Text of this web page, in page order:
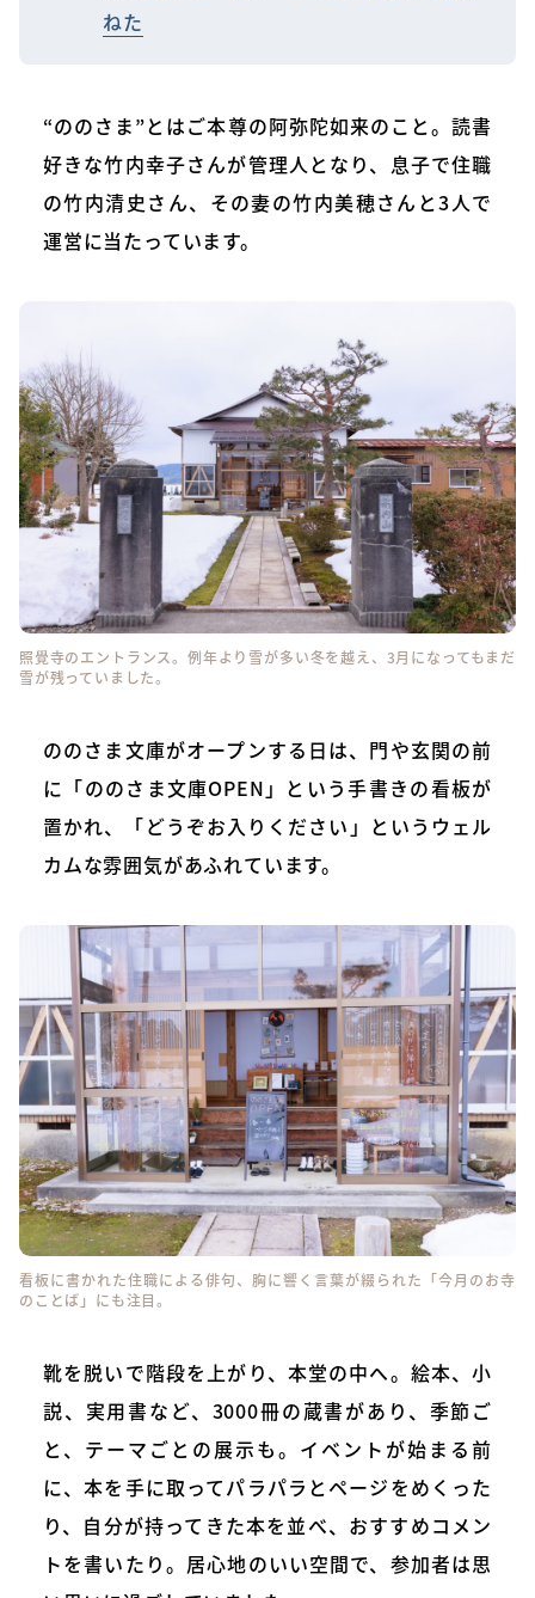
ねた
“ののさま”とはご本尊の阿弥陀如来のこと。読書
好きな竹内幸子さんが管理人となり、息子で住職
の竹内清史さん、その妻の竹内美穂さんと3人で
運営に当たっています。
照覺寺のエントランス。例年より雪が多い冬を越え、3月になってもまだ
雪が残っていました。
ののさま文庫がオープンする日は、門や玄関の前
に「ののさま文庫OPEN」という手書きの看板が
置かれ、「どうぞお入りください」というウェル
カムな雰囲気があふれています。
看板に書かれた住職による俳句、胸に響く言葉が綴られた「今月のお寺
のことば」にも注目。
靴を脱いで階段を上がり、本堂の中へ。絵本、小
説、実用書など、3000冊の蔵書があり、季節ご
と、テーマごとの展示も。イベントが始まる前
に、本を手に取ってパラパラとページをめくった
り、自分が持ってきた本を並べ、おすすめコメン
トを書いたり。居心地のいい空間で、参加者は思